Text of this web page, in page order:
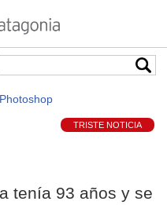
Photoshop
TRISTE NOTICIA
tenía 93 años y se